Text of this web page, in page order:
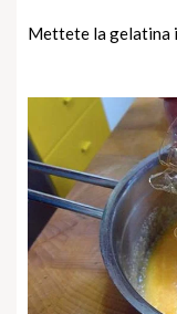
Mettete la gelatina